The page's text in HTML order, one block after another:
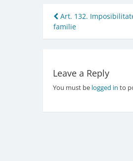
Post
navigation
Art. 132.
familie
Leave a Reply
You must be logged in to